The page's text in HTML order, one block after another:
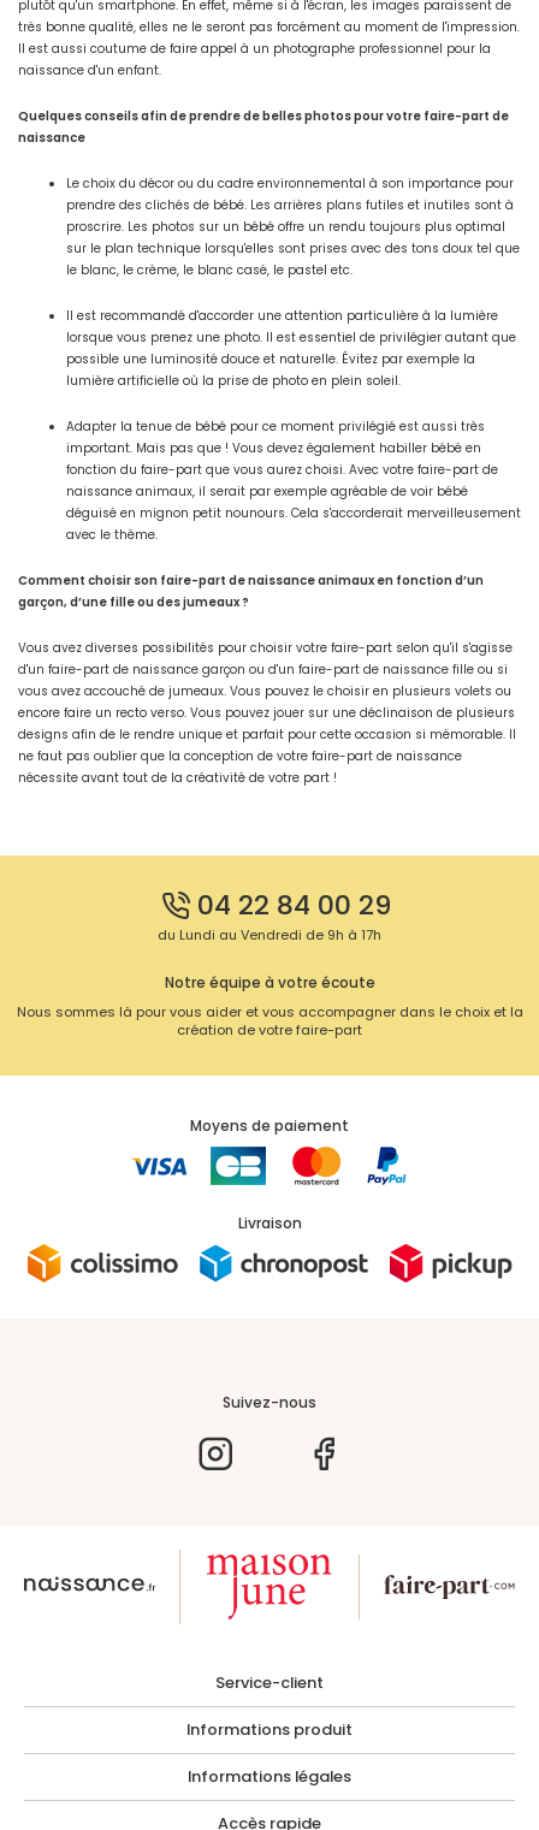
plutôt qu'un smartphone. En effet, même si à l'écran, les images paraissent de
très bonne qualité, elles ne le seront pas forcément au moment de l'impression.
Il est aussi coutume de faire appel à un photographe professionnel pour la
naissance d'un enfant.
Quelques conseils afin de prendre de belles photos pour votre faire-part de
naissance
Le choix du décor ou du cadre environnemental à son importance pour
prendre des clichés de bébé. Les arrières plans futiles et inutiles sont à
proscrire. Les photos sur un bébé offre un rendu toujours plus optimal
sur le plan technique lorsqu'elles sont prises avec des tons doux tel que
le blanc, le crème, le blanc casé, le pastel etc.
Il est recommandé d'accorder une attention particulière à la lumière
lorsque vous prenez une photo. Il est essentiel de privilégier autant que
possible une luminosité douce et naturelle. Évitez par exemple la
lumière artificielle où la prise de photo en plein soleil.
Adapter la tenue de bébé pour ce moment privilégié est aussi très
important. Mais pas que ! Vous devez également habiller bébé en
fonction du faire-part que vous aurez choisi. Avec votre faire-part de
naissance animaux, il serait par exemple agréable de voir bébé
déguisé en mignon petit nounours. Cela s'accorderait merveilleusement
avec le thème.
Comment choisir son faire-part de naissance animaux en fonction d’un
garçon, d’une fille ou des jumeaux ?
Vous avez diverses possibilités pour choisir votre faire-part selon qu'il s'agisse
d'un faire-part de naissance garçon ou d'un faire-part de naissance fille ou si
vous avez accouché de jumeaux. Vous pouvez le choisir en plusieurs volets ou
encore faire un recto verso. Vous pouvez jouer sur une déclinaison de plusieurs
designs afin de le rendre unique et parfait pour cette occasion si mémorable. Il
ne faut pas oublier que la conception de votre faire-part de naissance
nécessite avant tout de la créativité de votre part !
04 22 84 00 29
du Lundi au Vendredi de 9h à 17h
Notre équipe à votre écoute
Nous sommes là pour vous aider et vous accompagner dans le choix et la
création de votre faire-part
Moyens de paiement
Livraison
Suivez-nous
Service-client
Informations produit
Informations légales
Accès rapide